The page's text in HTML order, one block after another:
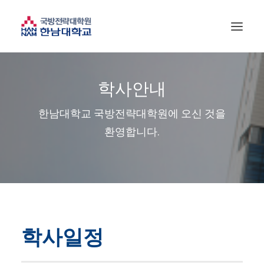
학사안내
한남대학교 국방전략대학원에 오신 것을
환영합니다.
학사일정